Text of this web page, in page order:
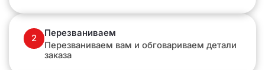
2
Перезваниваем
Перезваниваем вам и обговариваем детали
заказа